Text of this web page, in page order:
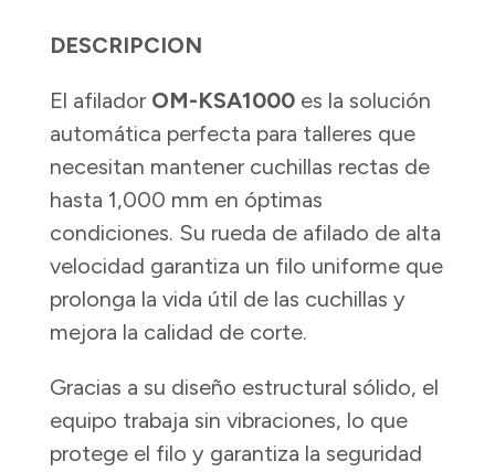
DESCRIPCION
El afilador OM-KSA1000es la solución
automática perfecta para talleres que
necesitan mantener cuchillas rectas de
hasta 1,000 mm en óptimas
condiciones. Su rueda de afilado de alta
velocidad garantiza un filo uniforme que
prolonga la vida útil de las cuchillas y
mejora la calidad de corte.
Gracias a su diseño estructural sólido, el
equipo trabaja sin vibraciones, lo que
protege el filo y garantiza la seguridad